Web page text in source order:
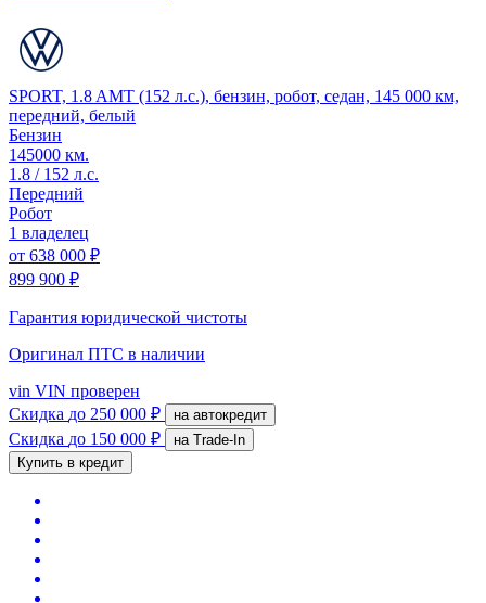
SPORT, 1.8 AMT (152 л.с.), бензин, робот, седан, 145 000 км,
передний, белый
Бензин
145000 км.
1.8 / 152 л.с.
Передний
Робот
1 владелец
от 638 000 ₽
899 900 ₽
Гарантия юридической чистоты
Оригинал ПТС в наличии
vin VIN проверен
Скидка до 250 000 ₽ на автокредит
Скидка до 150 000 ₽
на Trade-In
Купить в кредит